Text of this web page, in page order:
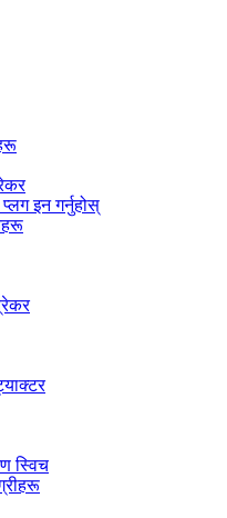
इन गर्नुहोस्
स्विच